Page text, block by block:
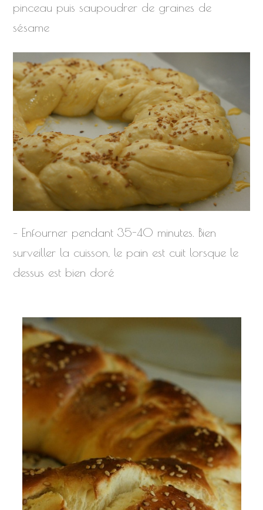
pinceau puis saupoudrer de graines de
sésame
– Enfourner pendant 35-40 minutes. Bien
surveiller la cuisson, le pain est cuit lorsque le
dessus est bien doré